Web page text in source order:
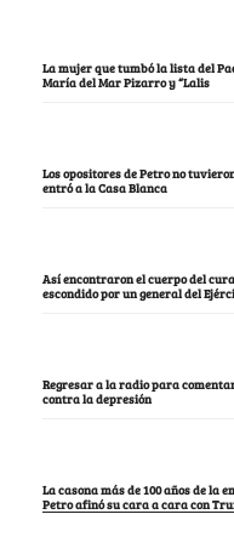
La mujer que tumbó la lista del
María del Mar Pizarro y “Lalis
Los opositores de Petro no
entró a la Casa Blanca
Así encontraron el cuerpo del
escondido por un general del
Regresar a la radio para
contra la depresión
La casona más de 100 años de la
Petro afinó su cara a cara con